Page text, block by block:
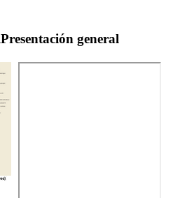
Presentación general